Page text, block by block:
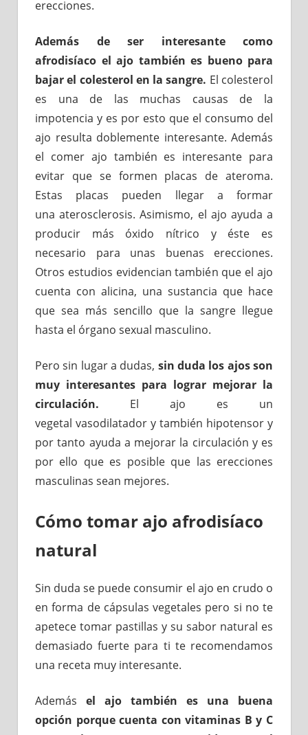
erecciones.
Además de ser interesante como
afrodisíaco el ajo también es bueno para
bajar el colesterol en la sangre. El colesterol
es una de las muchas causas de la
impotencia y es por esto que el consumo del
ajo resulta doblemente interesante. Además
el comer ajo también es interesante para
evitar que se formen placas de ateroma.
Estas placas pueden llegar a formar
una aterosclerosis. Asimismo, el ajo ayuda a
producir más óxido nítrico y éste es
necesario para unas buenas erecciones.
Otros estudios evidencian también que el ajo
cuenta con alicina, una sustancia que hace
que sea más sencillo que la sangre llegue
hasta el órgano sexual masculino.
Pero sin lugar a dudas, sin duda los ajos son
muy interesantes para lograr mejorar la
circulación. El ajo es un
vegetal vasodilatador y también hipotensor y
por tanto ayuda a mejorar la circulación y es
por ello que es posible que las erecciones
masculinas sean mejores.
Cómo tomar ajo afrodisíaco
natural
Sin duda se puede consumir el ajo en crudo o
en forma de cápsulas vegetales pero si no te
apetece tomar pastillas y su sabor natural es
demasiado fuerte para ti te recomendamos
una receta muy interesante.
Además el ajo también es una buena
opción porque cuenta con vitaminas B y C